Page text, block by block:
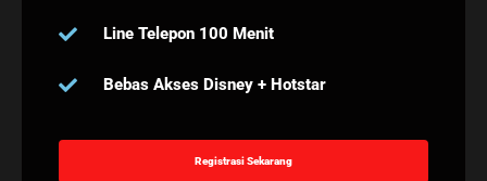
Line Telepon 100 Menit
Bebas Akses Disney + Hotstar
Registrasi Sekarang